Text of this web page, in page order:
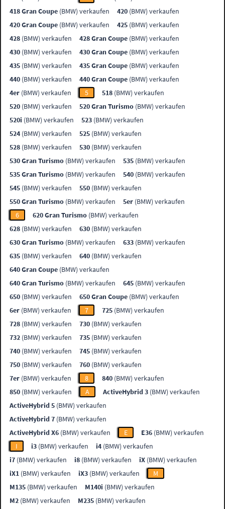
418 Gran Coupe (BMW) verkaufen 420 (BMW) verkaufen
420 Gran Coupe (BMW) verkaufen 425 (BMW) verkaufen
428 (BMW) verkaufen 428 Gran Coupe (BMW) verkaufen
430 (BMW) verkaufen 430 Gran Coupe (BMW) verkaufen
435 (BMW) verkaufen 435 Gran Coupe (BMW) verkaufen
440 (BMW) verkaufen 440 Gran Coupe (BMW) verkaufen
4er (BMW) verkaufen 5 518 (BMW) verkaufen
520 (BMW) verkaufen 520 Gran Turismo (BMW) verkaufen
520i (BMW) verkaufen 523 (BMW) verkaufen
524 (BMW) verkaufen 525 (BMW) verkaufen
528 (BMW) verkaufen 530 (BMW) verkaufen
530 Gran Turismo (BMW) verkaufen 535 (BMW) verkaufen
535 Gran Turismo (BMW) verkaufen 540 (BMW) verkaufen
545 (BMW) verkaufen 550 (BMW) verkaufen
550 Gran Turismo (BMW) verkaufen 5er (BMW) verkaufen
6
620 Gran Turismo (BMW) verkaufen
628 (BMW) verkaufen 630 (BMW) verkaufen
630 Gran Turismo (BMW) verkaufen 633 (BMW) verkaufen
635 (BMW) verkaufen 640 (BMW) verkaufen
640 Gran Coupe (BMW) verkaufen
640 Gran Turismo (BMW) verkaufen 645 (BMW) verkaufen
650 (BMW) verkaufen 650 Gran Coupe (BMW) verkaufen
6er (BMW) verkaufen 7 725 (BMW) verkaufen
728 (BMW) verkaufen 730 (BMW) verkaufen
732 (BMW) verkaufen 735 (BMW) verkaufen
740 (BMW) verkaufen 745 (BMW) verkaufen
750 (BMW) verkaufen 760 (BMW) verkaufen
7er (BMW) verkaufen 8 840 (BMW) verkaufen
850 (BMW) verkaufen A ActiveHybrid 3 (BMW) verkaufen
ActiveHybrid 5 (BMW) verkaufen
ActiveHybrid 7 (BMW) verkaufen
ActiveHybrid X6 (BMW) verkaufen E E36 (BMW) verkaufen
I
i3 (BMW) verkaufen i4 (BMW) verkaufen
i7 (BMW) verkaufen i8 (BMW) verkaufen iX (BMW) verkaufen
iX1 (BMW) verkaufen iX3 (BMW) verkaufen
M
M135 (BMW) verkaufen M140i (BMW) verkaufen
M2 (BMW) verkaufen M235 (BMW) verkaufen